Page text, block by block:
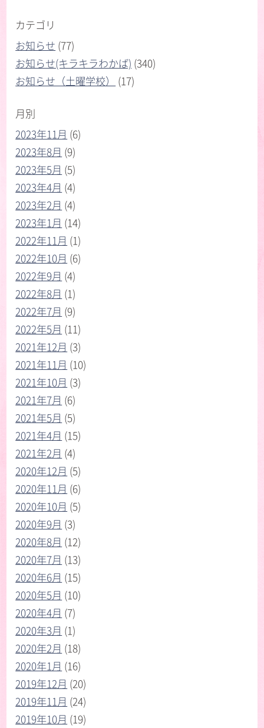
カテゴリ
お知らせ (77)
お知らせ(キラキラわかば) (340)
お知らせ（土曜学校）
(17)
月別
2023年11月 (6)
2023年8月 (9)
2023年5月 (5)
2023年4月 (4)
2023年2月 (4)
2023年1月 (14)
2022年11月 (1)
2022年10月 (6)
2022年9月 (4)
2022年8月 (1)
2022年7月 (9)
2022年5月 (11)
2021年12月 (3)
2021年11月 (10)
2021年10月 (3)
2021年7月 (6)
2021年5月 (5)
2021年4月 (15)
2021年2月 (4)
2020年12月 (5)
2020年11月 (6)
2020年10月 (5)
2020年9月 (3)
2020年8月 (12)
2020年7月 (13)
2020年6月 (15)
2020年5月 (10)
2020年4月 (7)
2020年3月 (1)
2020年2月 (18)
2020年1月 (16)
2019年12月 (20)
2019年11月 (24)
2019年10月 (19)